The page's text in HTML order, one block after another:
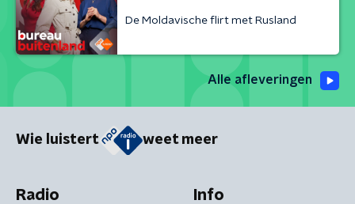
De Moldavische flirt met Rusland
Alle afleveringen
Wie luistert weet meer
Radio Info